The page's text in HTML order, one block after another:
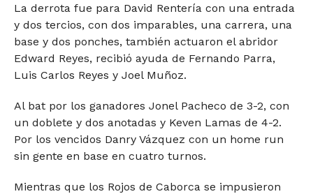
La derrota fue para David Rentería con una entrada
y dos tercios, con dos imparables, una carrera, una
base y dos ponches, también actuaron el abridor
Edward Reyes, recibió ayuda de Fernando Parra,
Luis Carlos Reyes y Joel Muñoz.
Al bat por los ganadores Jonel Pacheco de 3-2, con
un doblete y dos anotadas y Keven Lamas de 4-2.
Por los vencidos Danry Vázquez con un home run
sin gente en base en cuatro turnos.
Mientras que los Rojos de Caborca se impusieron